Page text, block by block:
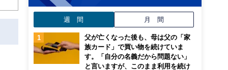
週 間 月 間
父が亡くなった後も、母は父の「家
族カード」で買い物を続けていま
す。「自分の名義だから問題ない」
と言いますが、このまま利用を続け